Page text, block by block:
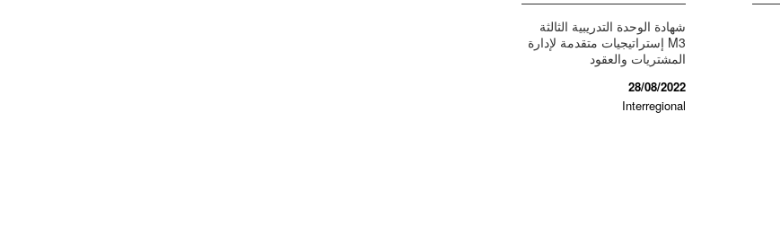
شهادة الوحدة التدريبية الثالثة
M3 إستراتيجيات متقدمة لإدارة
المشتريات والعقود
28/08/2022
Interregional